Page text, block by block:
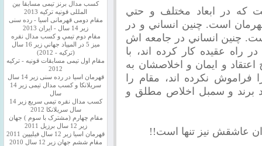
كه در ابعاد مختلف و حتي
است. چنين انساني و در
چنين انساني در جامعه اش
راه عقيده كار كرده اند، با
اعتقاد و ايمان و اخلاصشان به
فراموش نكرده اند، مقام را
ياد برند و سمبل اخلاص مطلق و
عاشقش نيز تنها است!!
کسب مدال برنز تیمی مسابقا بین
المللی قونیه ترکیه 2013
مقام دومی قهرمانی اسیا - رده سنی
زیر 14 سال - ایران 2013
مقام دوم تيمي و كسب مدال نقره
ميز 5 در المپياد جهاني زير 16 سال
(تركيه - 2012)
مقام اول تیمی مسابقات قونیه - ترکیه
2012
قهرمان اسیا در رده سنی زیر 14 سال
سريلانكا و کسب مدال تیمی زیر 14
سال
کسب مدال نقره تیمی سریع زیر 14
سال سریلانکا 2012
مقام چهارم (مشترک با سوم ) جهان
زیر 12 سال برزیل 2011
قهرمان اسيا زير 12 سال فیلیپین 2011
مقام ششم جهان زیر 12 سال 2010